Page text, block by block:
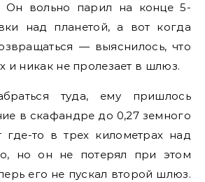
Он вольно парил на конце 5-
над планетой, а вот когда
— выяснилось, что
и никак не пролезает в шлюз.
туда, ему пришлось
в скафандре до 0,27 земного
то в трех километрах над
но он не потерял при этом
его не пускал второй шлюз.